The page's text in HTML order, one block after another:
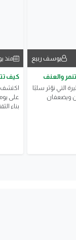
يوسف ربيع
والعنف
التي تؤثر سلبًا
ويضعفان
منذ
كيف
اكتشف
بناء